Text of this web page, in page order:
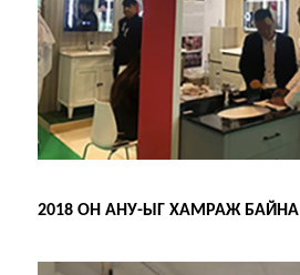
2018 ОН АНУ-ЫГ ХАМРАЖ БАЙНА